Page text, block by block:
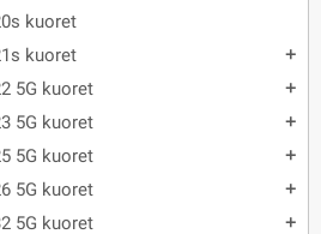
kuoret
kuoret
add
5G kuoret add
5G kuoret add
5G kuoret add
5G kuoret add
5G kuoret add